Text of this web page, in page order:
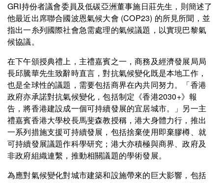
GRI持份者議會委員及低碳亞洲董事施日莊先生，則簡述了
他最近出席聯合國波恩氣候大會 (COP23) 的所見所聞，並
指出一糸列國際社會急需處理的氣候議題，以實現巴黎氣
候協議。
在下午頒授典禮上，主禮嘉賓之一，商務及經濟發展局局
長邱騰華先生致辭時直言，對抗氣候變化既是本地工作，
也是全球性的議題，需要包括商界在內共同努力。「香港
政府亦承諾對抗氣候變化，包括制定《香港2030+》報
告，將香港建設成一個可持續發展的宜居城市。」另一主
禮嘉賓香港大學校長馬斐森教授稱，港大身體力行，推出
一系列措施支援可持續發展，包括捨棄使用即棄膠樽、就
可持續發展議題作科學研究；港大亦積極與商界、政府及
非政府組織連繫，推動相關議題的學術發展。
為應對氣候變化對城市建築和設施帶來的巨大影響，包括